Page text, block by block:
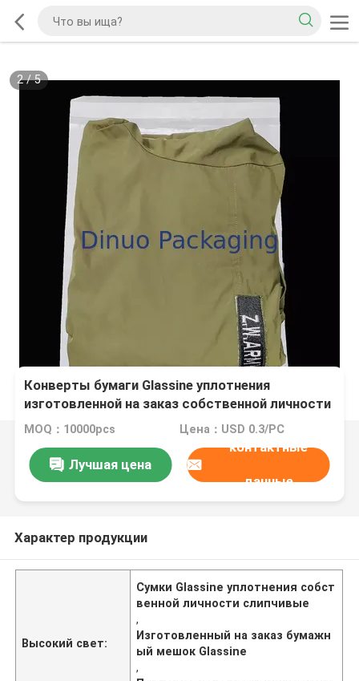
2/5
Конверты бумаги Glassine уплотнения
изготовленной на заказ собственной личности
сумок Glassine Eco дружелюбной слипчивые
MOQ：10000pcs Цена：USD 0.3/PC
Лучшая цена
контактные
данные
Характер продукции
Высокий свет:
Сумки Glassine уплотнения собст
венной личности слипчивые
,
Изготовленный на заказ бумажн
ый мешок Glassine
,